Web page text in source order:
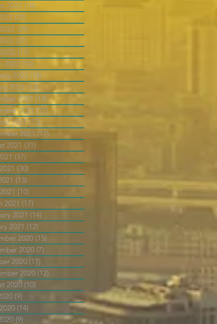
2022 (18)
(20)
(29)
(27)
(17)
2022 (14)
2022 (18)
2022 (13)
2021 (18) 18 posts
2021 (12)
2021 (13)
2021 (17)
2021 (31)
(37)
(30)
(13)
(10)
2021 (17)
2021 (14)
2021 (12)
2020 (15)
2020 (7)
2020 (11)
2020 (12)
2020 (10)
(9)
(14)
(9) 9 posts